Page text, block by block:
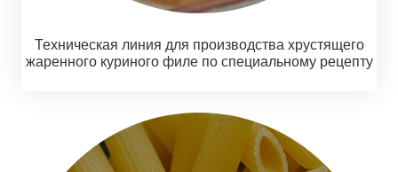
Техническая линия для производства хрустящего
жаренного куриного филе по специальному рецепту